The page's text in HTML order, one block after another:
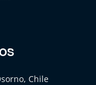
Chile